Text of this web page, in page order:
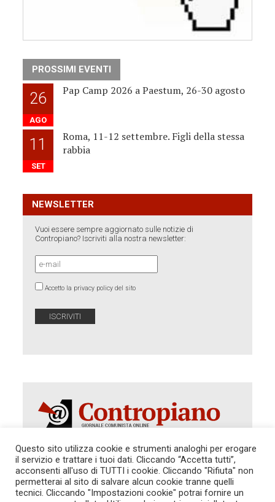
PROSSIMI EVENTI
26
AGO
Pap Camp 2026 a Paestum, 26-30 agosto
11
SET
Roma, 11-12 settembre. Figli della stessa
rabbia
NEWSLETTER
Vuoi essere sempre aggiornato sulle notizie di
Contropiano? Iscriviti alla nostra newsletter:
Accetto la privacy policy del sito
Autorizzazione del Tribunale di Roma 286 del 31
dicembre 2014. Direttore Responsabile: Sergio
Cararo. Indirizzo: V.Casalbruciato 27- sc. B - 00159
Roma -
Questo sito utilizza cookie e strumenti analoghi per erogare
il servizio e trattare i tuoi dati. Cliccando “Accetta tutti”,
acconsenti all'uso di TUTTI i cookie. Cliccando "Rifiuta" non
permetterai al sito di salvare alcun cookie tranne quelli
tecnici. Cliccando "Impostazioni cookie" potrai fornire un